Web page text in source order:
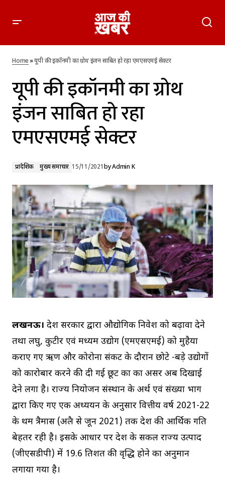
यूपी की इकॉनमी का ग्रोथ इंजन साबित हो रहा एमएसएमई सेक्टर
Home»यूपी की इकॉनमी का ग्रोथ इंजन साबित हो रहा एमएसएमई सेक्टर
यूपी की इकॉनमी का ग्रोथ
इंजन साबित हो रहा
एमएसएमई सेक्टर
प्रादेशिक मुख्य समाचार 15/11/2021byAdmin K
लखनऊ। प्रदेश सरकार द्वारा औद्योगिक निवेश को बढ़ावा देने
तथा लघु, कुटीर एवं मध्यम उद्योग (एमएसएमई) को मुहैया
कराए गए ऋण और कोरोना संकट के दौरान छोटे -बड़े उद्योगों
को कारोबार करने की दी गई छूट का का असर अब दिखाई
देने लगा है। राज्य नियोजन संस्थान के अर्थ एवं संख्या प्रभाग
द्वारा किए गए एक अध्ययन के अनुसार वित्तीय वर्ष 2021-22
के प्रथम त्रैमास (अप्रैल से जून 2021) तक प्रदेश की आर्थिक प्रगति
बेहतर रही है। इसके आधार पर प्रदेश के सकल राज्य उत्पाद
(जीएसडीपी) में 19.6 प्रतिशत की वृद्धि होने का अनुमान
लगाया गया है।